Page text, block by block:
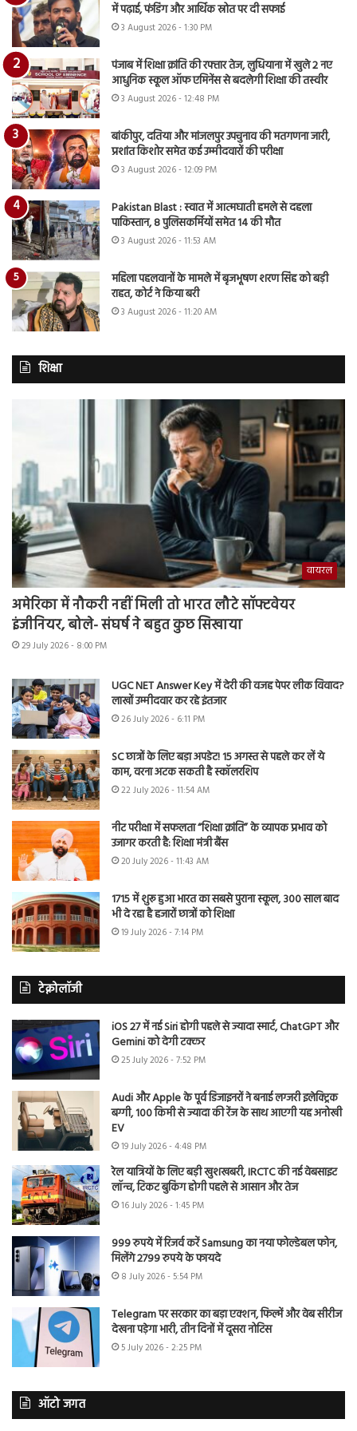
में पढ़ाई, फंडिंग और आर्थिक स्रोत पर दी सफाई
3 August 2026 - 1:30 PM
पंजाब में शिक्षा क्रांति की रफ्तार तेज, लुधियाना में खुले 2 नए
आधुनिक स्कूल ऑफ एमिनेंस से बदलेगी शिक्षा की तस्वीर
3 August 2026 - 12:48 PM
बांकीपुर, दतिया और मांजलपुर उपचुनाव की मतगणना जारी,
प्रशांत किशोर समेत कई उम्मीदवारों की परीक्षा
3 August 2026 - 12:09 PM
Pakistan Blast : स्वात में आत्मघाती हमले से दहला
पाकिस्तान, 8 पुलिसकर्मियों समेत 14 की मौत
3 August 2026 - 11:53 AM
महिला पहलवानों के मामले में बृजभूषण शरण सिंह को बड़ी
राहत, कोर्ट ने किया बरी
3 August 2026 - 11:20 AM
शिक्षा
वायरल
अमेरिका में नौकरी नहीं मिली तो भारत लौटे सॉफ्टवेयर
इंजीनियर, बोले- संघर्ष ने बहुत कुछ सिखाया
29 July 2026 - 8:00 PM
UGC NET Answer Key में देरी की वजह पेपर लीक विवाद?
लाखों उम्मीदवार कर रहे इंतजार
26 July 2026 - 6:11 PM
SC छात्रों के लिए बड़ा अपडेट! 15 अगस्त से पहले कर लें ये
काम, वरना अटक सकती है स्कॉलरशिप
22 July 2026 - 11:54 AM
नीट परीक्षा में सफलता “शिक्षा क्रांति” के व्यापक प्रभाव को
उजागर करती है: शिक्षा मंत्री बैंस
20 July 2026 - 11:43 AM
1715 में शुरू हुआ भारत का सबसे पुराना स्कूल, 300 साल बाद
भी दे रहा है हजारों छात्रों को शिक्षा
19 July 2026 - 7:14 PM
टेक्नोलॉजी
iOS 27 में नई Siri होगी पहले से ज्यादा स्मार्ट, ChatGPT और
Gemini को देगी टक्कर
25 July 2026 - 7:52 PM
Audi और Apple के पूर्व डिजाइनरों ने बनाई लग्जरी इलेक्ट्रिक
बग्गी, 100 किमी से ज्यादा की रेंज के साथ आएगी यह अनोखी
EV
19 July 2026 - 4:48 PM
रेल यात्रियों के लिए बड़ी खुशखबरी, IRCTC की नई वेबसाइट
लॉन्च, टिकट बुकिंग होगी पहले से आसान और तेज
16 July 2026 - 1:45 PM
999 रुपये में रिजर्व करें Samsung का नया फोल्डेबल फोन,
मिलेंगे 2799 रुपये के फायदे
8 July 2026 - 5:54 PM
Telegram पर सरकार का बड़ा एक्शन, फिल्में और वेब सीरीज
देखना पड़ेगा भारी, तीन दिनों में दूसरा नोटिस
5 July 2026 - 2:25 PM
ऑटो जगत